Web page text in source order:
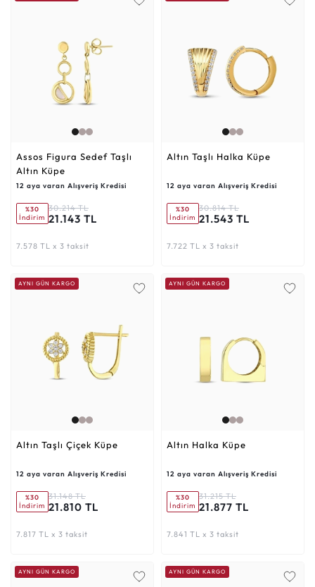
Assos Figura Sedef Taşlı
Altın Küpe
12 aya varan Alışveriş Kredisi
%30
İndirim
30.214 TL
21.143 TL
7.578 TL x 3 taksit
Altın Taşlı Halka Küpe
12 aya varan Alışveriş Kredisi
%30
İndirim
30.814 TL
21.543 TL
7.722 TL x 3 taksit
AYNI GÜN KARGO
Altın Taşlı Çiçek Küpe
12 aya varan Alışveriş Kredisi
%30
İndirim
31.148 TL
21.810 TL
7.817 TL x 3 taksit
AYNI GÜN KARGO
Altın Halka Küpe
12 aya varan Alışveriş Kredisi
%30
İndirim
31.215 TL
21.877 TL
7.841 TL x 3 taksit
AYNI GÜN KARGO AYNI GÜN KARGO